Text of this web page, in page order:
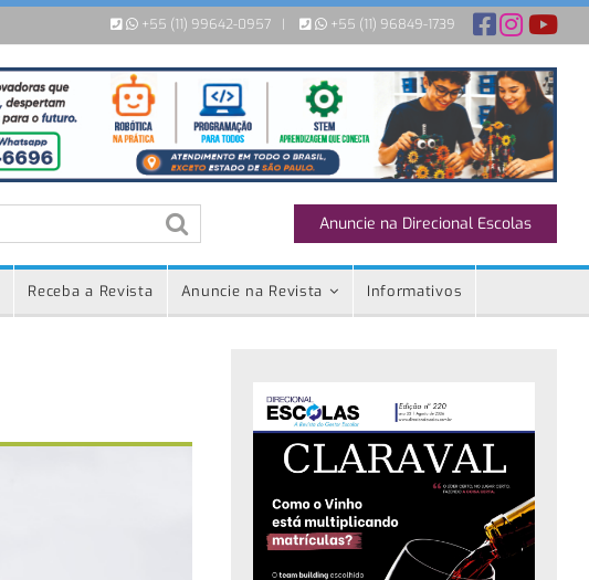
+55 (11) 99642-0957 | +55 (11) 96849-1739
Anuncie na Direcional Escolas
Receba a Revista Anuncie na Revista Informativos